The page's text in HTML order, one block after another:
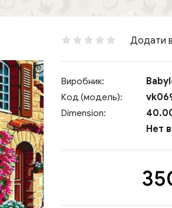
Додати
Виробник:
Код (модель):
Dimension:
Нет